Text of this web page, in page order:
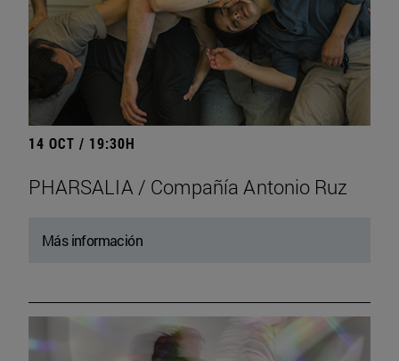
14 OCT / 19:30H
PHARSALIA / Compañía Antonio Ruz
Más información